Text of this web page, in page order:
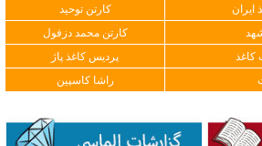
ایران
کارتن توحید
کارتن محمد دزفول
پردیس کاغذ پاژ
راشا کاسپین